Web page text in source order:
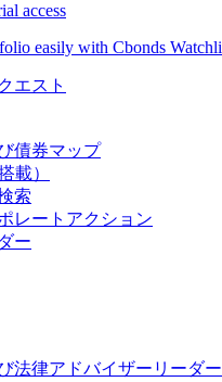
access
easily with Cbonds
エスト
債券マップ
載）
索
レートアクション
ー
法律アドバイザーリーダ